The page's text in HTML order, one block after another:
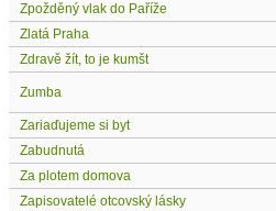
Zpožděný vlak do Paříže
Zlatá Praha
Zdravě žít, to je kumšt
Zumba
Zariaďujeme si byt
Zabudnutá
Za plotem domova
Zapisovatelé otcovský lásky